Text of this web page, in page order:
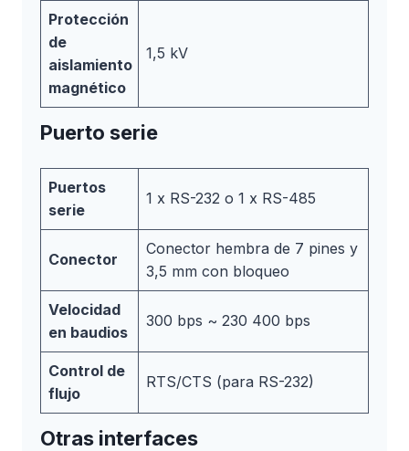
Protección
de
aislamiento
magnético
1,5 kV
Puerto serie
Puertos
serie
1 x RS-232 o 1 x RS-485
Conector
Conector hembra de 7 pines y
3,5 mm con bloqueo
Velocidad
en baudios
300 bps ~ 230 400 bps
Control de
flujo
RTS/CTS (para RS-232)
Otras interfaces